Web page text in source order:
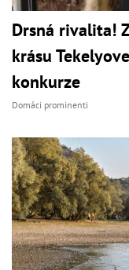
Drsná rivalita!
krásu
konkurze
Domáci prominenti